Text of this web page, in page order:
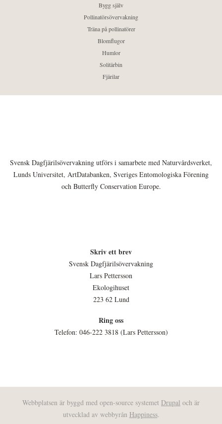
Bygg själv
Pollinatörsövervakning
Träna på pollinatörer
Blomflugor
Humlor
Solitärbin
Fjärilar
Svensk Dagfjärilsövervakning utförs i samarbete med Naturvårdsverket,
Lunds Universitet, ArtDatabanken, Sveriges Entomologiska Förening
och Butterfly Conservation Europe.
Skriv ett brev
Svensk Dagfjärilsövervakning
Lars Pettersson
Ekologihuset
223 62 Lund
Ring oss
Telefon: 046-222 3818 (Lars Pettersson)
Webbplatsen är byggd med open-source systemet Drupal och är
utvecklad av webbyrån Happiness.